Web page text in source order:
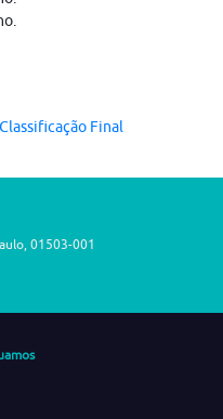
Classificação Final
01503-001